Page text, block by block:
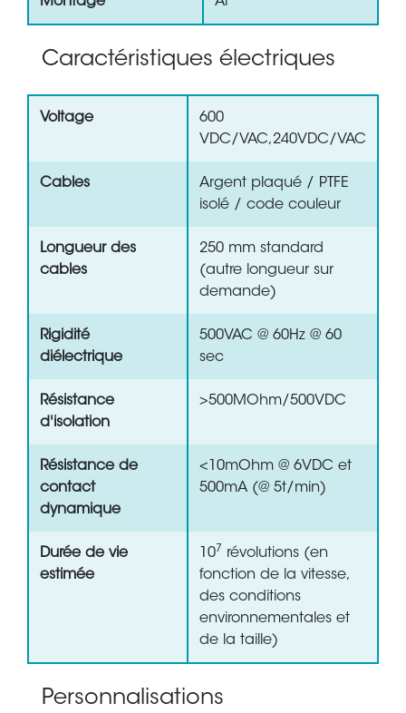
Caractéristiques électriques
Voltage
600
VDC/VAC,240VDC/VAC
Cables
Argent plaqué / PTFE
isolé / code couleur
Longueur des
cables
250 mm standard
(autre longueur sur
demande)
Rigidité
diélectrique
500VAC @ 60Hz @ 60
sec
Résistance
d'isolation
>500MOhm/500VDC
Résistance de
contact
dynamique
<10mOhm @ 6VDC et
500mA (@ 5t/min)
Durée de vie
estimée
107 révolutions (en
fonction de la vitesse,
des conditions
environnementales et
de la taille)
Personnalisations